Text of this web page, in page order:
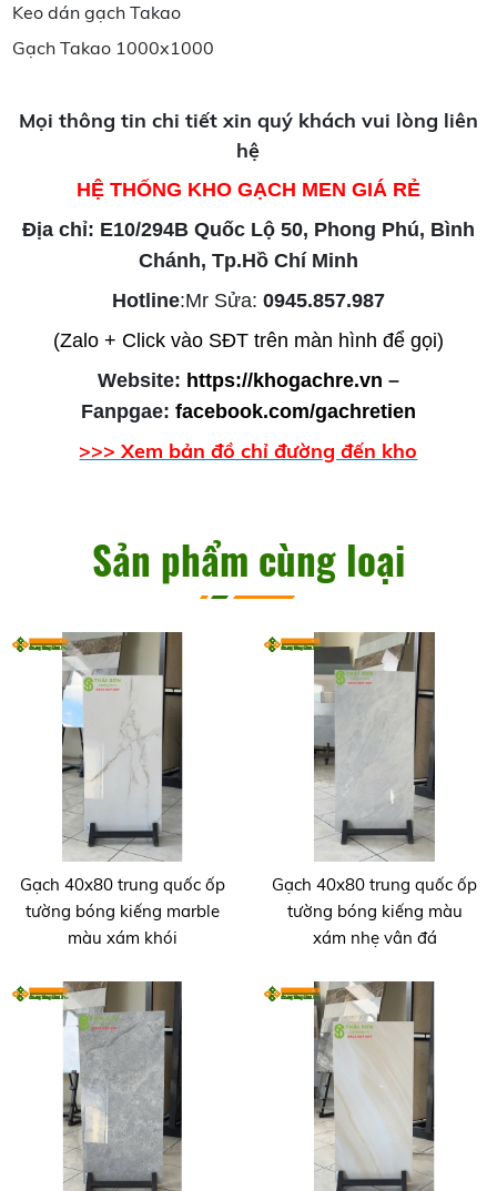
Keo dán gạch Takao
Gạch Takao 1000x1000
Mọi thông tin chi tiết xin quý khách vui lòng liên
hệ
HỆ THỐNG KHO GẠCH MEN GIÁ RẺ
Địa chỉ: E10/294B Quốc Lộ 50, Phong Phú, Bình
Chánh, Tp.Hồ Chí Minh
Hotline:Mr Sửa: 0945.857.987
(Zalo + Click vào SĐT trên màn hình để gọi)
Website: https://khogachre.vn –
Fanpgae: facebook.com/gachretien
>>> Xem bản đồ chỉ đường đến kho
Sản phẩm cùng loại
Gạch 40x80 trung quốc ốp
tường bóng kiếng marble
màu xám khói
Gạch 40x80 trung quốc ốp
tường bóng kiếng màu
xám nhẹ vân đá